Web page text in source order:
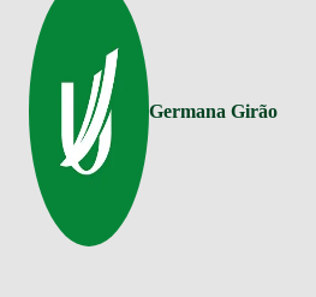
Germana Girão